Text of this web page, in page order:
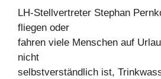
LH-Stellvertreter Stephan
fliegen oder
fahren viele Menschen auf
nicht
selbstverständlich ist,